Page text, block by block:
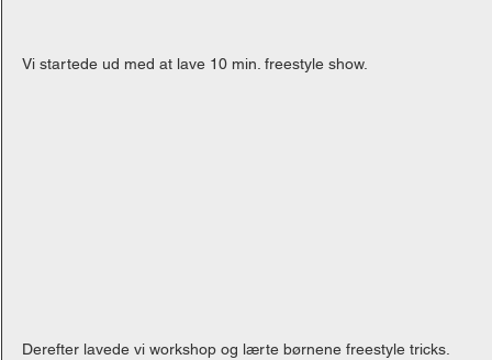
Vi startede ud med at lave 10 min. freestyle show.
Derefter lavede vi workshop og lærte børnene freestyle tricks.